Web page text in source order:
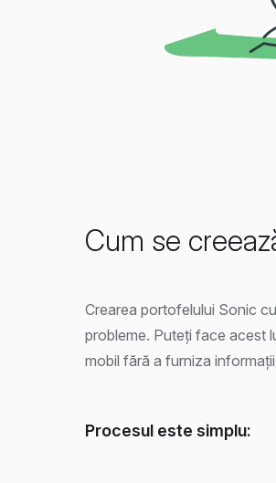
Cum se
Crearea portofelului Sonic
probleme. Puteți face acest
mobil fără a furniza
Procesul este simplu: